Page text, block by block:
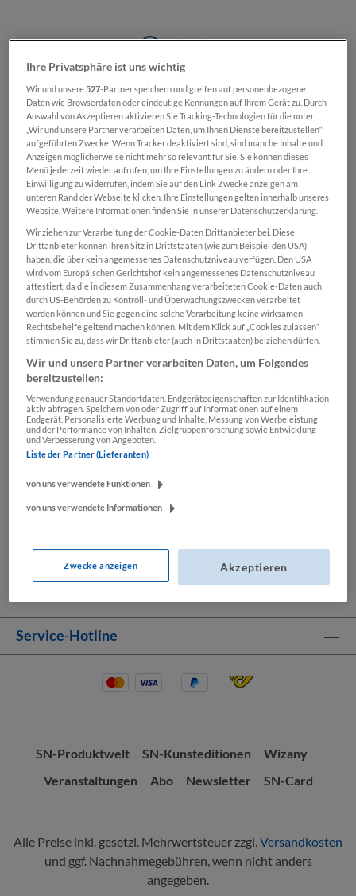
SN-Card € 39,90*
Normal € 49,90*
Preise inkl. MwSt. zzgl. Versandkosten
Sofort verfügbar, Lieferzeit: 2-5 Tage
Bitte geben Sie das gewünschte Geburtstagsdatum ein.
In den Warenkorb
Zum Merkzettel hinzufügen
Produktnummer:SN00000669
Beschreibung
Die originelle Geschenkidee für Geburtstage, Jubiläen
Wunschausgabe der „Sa…Mehr
Service-Hotline
SN-Produktwelt SN-Kunsteditionen
Wizany
Veranstaltungen
Abo Newsletter SN-Card
Alle Preise inkl. gesetzl. Mehrwertsteuer zzgl.Versandkosten
und ggf. Nachnahmegebühren, wenn nicht anders
angegeben.
Ihre Privatsphäre ist uns wichtig
Wir und unsere527-Partner speichern und greifen auf personenbezogene
Daten wie Browserdaten oder eindeutige Kennungen auf Ihrem Gerät zu. Durch
Auswahl von Akzeptieren aktivieren Sie Tracking-Technologien für die unter
„Wir und unsere Partner verarbeiten Daten, um Ihnen Dienste bereitzustellen“
aufgeführten Zwecke. Wenn Tracker deaktiviert sind, sind manche Inhalte und
Anzeigen möglicherweise nicht mehr so relevant für Sie. Sie können dieses
Menü jederzeit wieder aufrufen, um Ihre Einstellungen zu ändern oder Ihre
Einwilligung zu widerrufen, indem Sie auf den Link Zwecke anzeigen am
unteren Rand der Webseite klicken. Ihre Einstellungen gelten innerhalb unseres
Website. Weitere Informationen finden Sie in unserer Datenschutzerklärung.
Wir ziehen zur Verarbeitung der Cookie-Daten Drittanbieter bei. Diese
Drittanbieter können ihren Sitz in Drittstaaten (wie zum Beispiel den USA)
haben, die über kein angemessenes Datenschutzniveau verfügen. Den USA
wird vom Europäischen Gerichtshof kein angemessenes Datenschutzniveau
attestiert, da die in diesem Zusammenhang verarbeiteten Cookie-Daten auch
durch US-Behörden zu Kontroll- und Überwachungszwecken verarbeitet
werden können und Sie gegen eine solche Verarbeitung keine wirksamen
Rechtsbehelfe geltend machen können. Mit dem Klick auf „Cookies zulassen“
stimmen Sie zu, dass wir Drittanbieter (auch in Drittstaaten) beiziehen dürfen.
Wir und unsere Partner verarbeiten Daten, um Folgendes
bereitzustellen:
Verwendung genauer Standortdaten. Endgeräteeigenschaften zur Identifikation
aktiv abfragen. Speichern von oder Zugriff auf Informationen auf einem
Endgerät. Personalisierte Werbung und Inhalte, Messung von Werbeleistung
und der Performance von Inhalten, Zielgruppenforschung sowie Entwicklung
und Verbesserung von Angeboten.
Liste der Partner (Lieferanten)
von uns verwendete Funktionen
von uns verwendete Informationen
Zwecke anzeigen Akzeptieren